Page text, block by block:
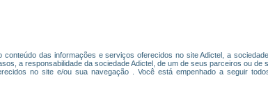
conteúdo das informações e serviços oferecidos no site Adictel, a
a responsabilidade da sociedade Adictel, de um de seus parceiros ou
no site e/ou sua navegação . Você está empenhado a seguir